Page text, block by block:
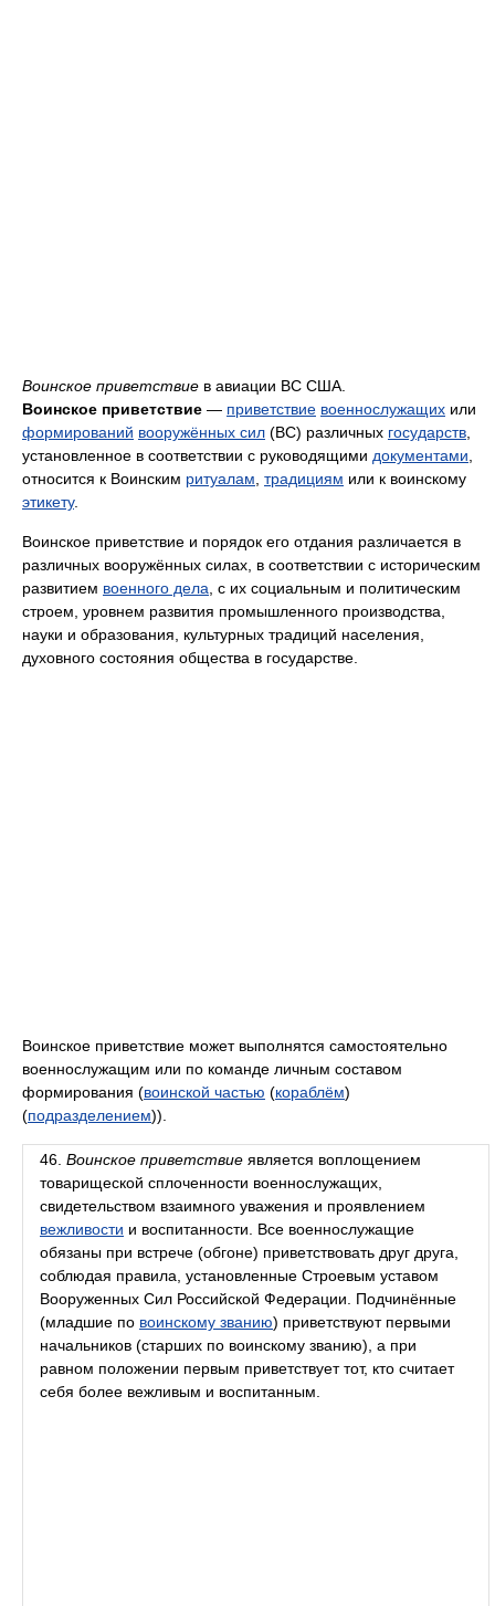
Воинское приветствие в авиации ВС США.
Воинское приветствие — приветствие военнослужащих или
формирований вооружённых сил (ВС) различных государств
установленное в соответствии с руководящими документами
относится к Воинским ритуалам традициям или к воинскому
этикету.
Воинское приветствие и порядок его отдания различается в
различных вооружённых силах, в соответствии с историческим
развитием военного дела , с их социальным и политическим
строем, уровнем развития промышленного производства,
науки и образования, культурных традиций населения,
духовного состояния общества в государстве.
Воинское приветствие может выполнятся самостоятельно
военнослужащим или по команде личным составом
формирования (воинской частью (кораблём)
(подразделением)).
46. Воинское приветствие является воплощением
товарищеской сплоченности военнослужащих,
свидетельством взаимного уважения и проявлением
вежливости и воспитанности. Все военнослужащие
обязаны при встрече (обгоне) приветствовать друг друга,
соблюдая правила, установленные Строевым уставом
Вооруженных Сил Российской Федерации. Подчинённые
(младшие по воинскому званию) приветствуют первыми
начальников (старших по воинскому званию), а при
равном положении первым приветствует тот, кто считает
себя более вежливым и воспитанным.